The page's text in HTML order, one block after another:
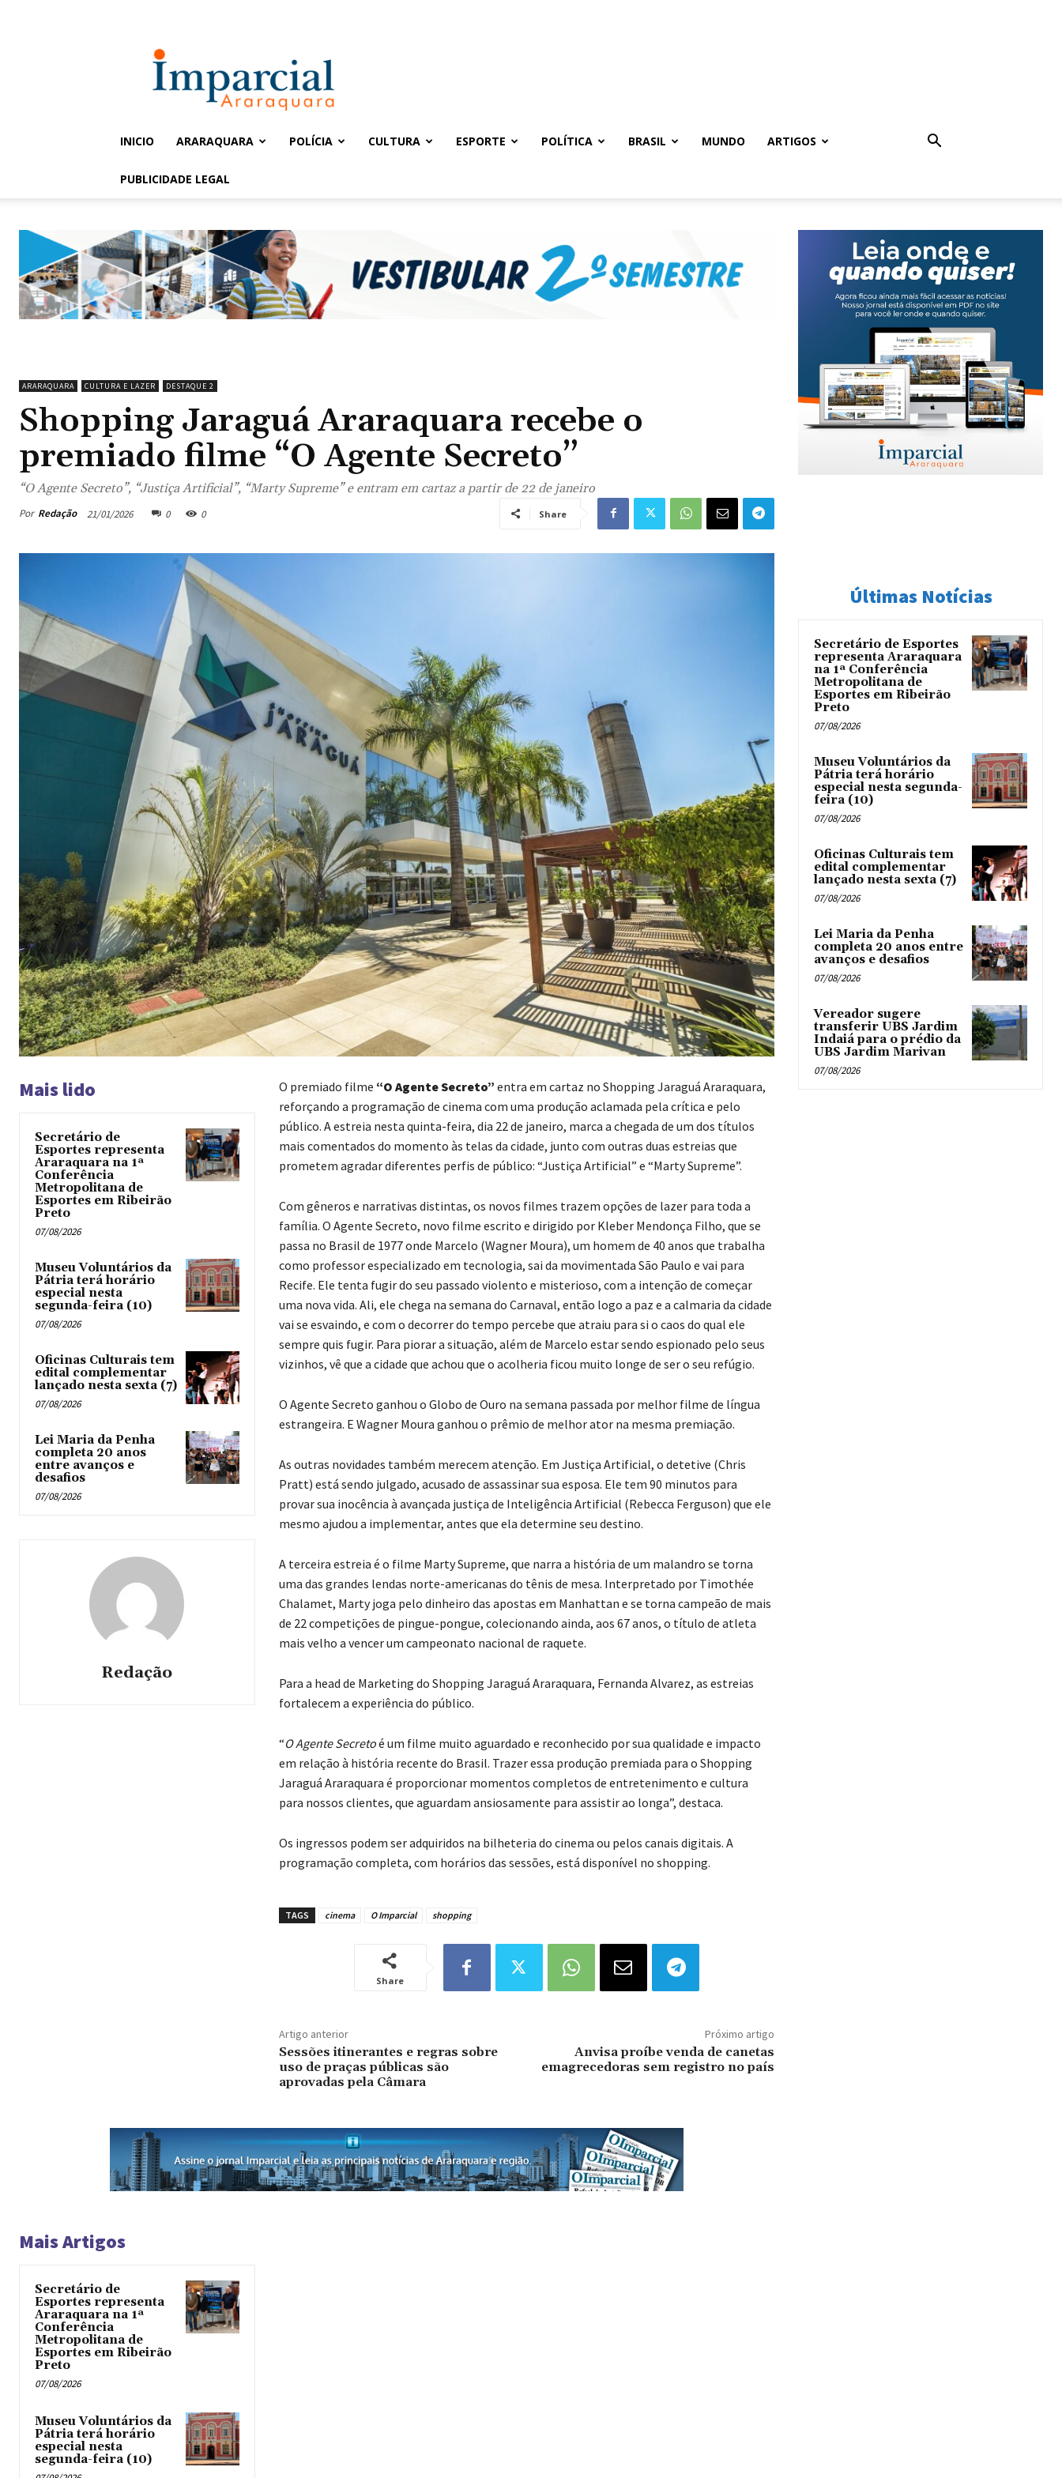
Imparcial
INICIO ARARAQUARA POLÍCIA CULTURA ESPORTE POLÍTICA BRASIL MUNDO ARTIGOS
PUBLICIDADE LEGAL
ARARAQUARA CULTURA E LAZER DESTAQUE 2
Shopping Jaraguá Araraquara recebe o
premiado filme “O Agente Secreto”
“O Agente Secreto”, “Justiça Artificial”, “Marty Supreme” e entram em cartaz a partir de 22 de janeiro
Por Redação 21/01/2026 0 0 Share
Mais lido
Secretário de
Esportes representa
Araraquara na 1ª
Conferência
Metropolitana de
Esportes em Ribeirão
Preto
07/08/2026
Museu Voluntários da
Pátria terá horário
especial nesta
segunda-feira (10)
07/08/2026
Oficinas Culturais tem
edital complementar
lançado nesta sexta (7)
07/08/2026
Lei Maria da Penha
completa 20 anos
entre avanços e
desafios
07/08/2026
Redação
O premiado filme “O Agente Secreto” entra em cartaz no Shopping Jaraguá Araraquara,
reforçando a programação de cinema com uma produção aclamada pela crítica e pelo
público. A estreia nesta quinta-feira, dia 22 de janeiro, marca a chegada de um dos títulos
mais comentados do momento às telas da cidade, junto com outras duas estreias que
prometem agradar diferentes perfis de público: “Justiça Artificial” e “Marty Supreme”.
Com gêneros e narrativas distintas, os novos filmes trazem opções de lazer para toda a
família. O Agente Secreto, novo filme escrito e dirigido por Kleber Mendonça Filho, que se
passa no Brasil de 1977 onde Marcelo (Wagner Moura), um homem de 40 anos que trabalha
como professor especializado em tecnologia, sai da movimentada São Paulo e vai para
Recife. Ele tenta fugir do seu passado violento e misterioso, com a intenção de começar
uma nova vida. Ali, ele chega na semana do Carnaval, então logo a paz e a calmaria da cidade
vai se esvaindo, e com o decorrer do tempo percebe que atraiu para si o caos do qual ele
sempre quis fugir. Para piorar a situação, além de Marcelo estar sendo espionado pelo seus
vizinhos, vê que a cidade que achou que o acolheria ficou muito longe de ser o seu refúgio.
O Agente Secreto ganhou o Globo de Ouro na semana passada por melhor filme de língua
estrangeira. E Wagner Moura ganhou o prêmio de melhor ator na mesma premiação.
As outras novidades também merecem atenção. Em Justiça Artificial, o detetive (Chris
Pratt) está sendo julgado, acusado de assassinar sua esposa. Ele tem 90 minutos para
provar sua inocência à avançada justiça de Inteligência Artificial (Rebecca Ferguson) que ele
mesmo ajudou a implementar, antes que ela determine seu destino.
A terceira estreia é o filme Marty Supreme, que narra a história de um malandro se torna
uma das grandes lendas norte-americanas do tênis de mesa. Interpretado por Timothée
Chalamet, Marty joga pelo dinheiro das apostas em Manhattan e se torna campeão de mais
de 22 competições de pingue-pongue, colecionando ainda, aos 67 anos, o título de atleta
mais velho a vencer um campeonato nacional de raquete.
Para a head de Marketing do Shopping Jaraguá Araraquara, Fernanda Alvarez, as estreias
fortalecem a experiência do público.
“O Agente Secretoé um filme muito aguardado e reconhecido por sua qualidade e impacto
em relação à história recente do Brasil. Trazer essa produção premiada para o Shopping
Jaraguá Araraquara é proporcionar momentos completos de entretenimento e cultura
para nossos clientes, que aguardam ansiosamente para assistir ao longa”, destaca.
Os ingressos podem ser adquiridos na bilheteria do cinema ou pelos canais digitais. A
programação completa, com horários das sessões, está disponível no shopping.
TAGS cinema O Imparcial shopping
Share
Artigo anterior
Sessões itinerantes e regras sobre
uso de praças públicas são
aprovadas pela Câmara
Próximo artigo
Anvisa proíbe venda de canetas
emagrecedoras sem registro no país
Mais Artigos
Secretário de
Esportes representa
Araraquara na 1ª
Conferência
Metropolitana de
Esportes em Ribeirão
Preto
07/08/2026
Museu Voluntários da
Pátria terá horário
especial nesta
segunda-feira (10)
Últimas Notícias
Secretário de Esportes
representa Araraquara
na 1ª Conferência
Metropolitana de
Esportes em Ribeirão
Preto
07/08/2026
Museu Voluntários da
Pátria terá horário
especial nesta segunda-
feira (10)
07/08/2026
Oficinas Culturais tem
edital complementar
lançado nesta sexta (7)
07/08/2026
Lei Maria da Penha
completa 20 anos entre
avanços e desafios
07/08/2026
Vereador sugere
transferir UBS Jardim
Indaiá para o prédio da
UBS Jardim Marivan
07/08/2026